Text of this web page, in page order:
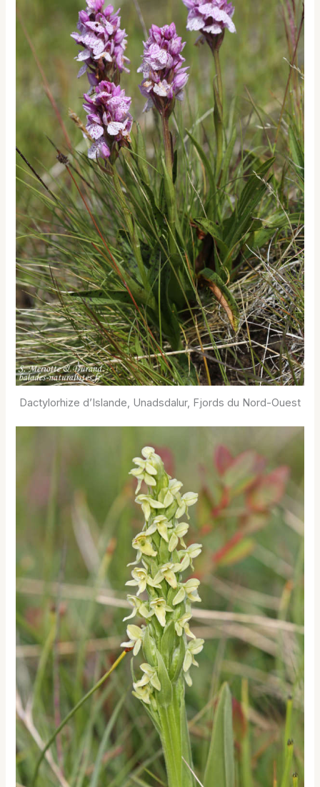
Dactylorhize d’Islande, Unadsdalur, Fjords du Nord-Ouest